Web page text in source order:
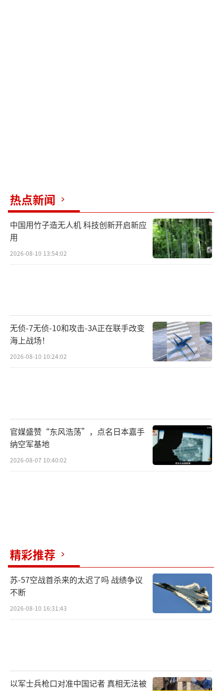
热点新闻
中国用竹子造无人机 科技创新开启新应
用
2026-08-10 13:54:02
无侦-7无侦-10和攻击-3A正在联手改变
海上战场！
2026-08-10 10:24:02
官媒盛赞“东风浩荡”，点名日本嘉手
纳空军基地
2026-08-07 10:40:02
精彩推荐
苏-57空战首杀来的太迟了吗 战绩争议
不断
2026-08-10 16:31:43
以军士兵枪口对准中国记者 真相无法被